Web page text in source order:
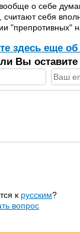
о себе
считают себя
"препротивных"
здесь еще
Вы
к русским?
вопрос